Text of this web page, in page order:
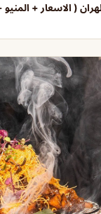
( الاسعار +